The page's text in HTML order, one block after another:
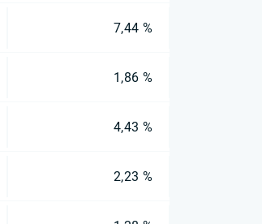
7,44 %
1,86 %
4,43 %
2,23 %